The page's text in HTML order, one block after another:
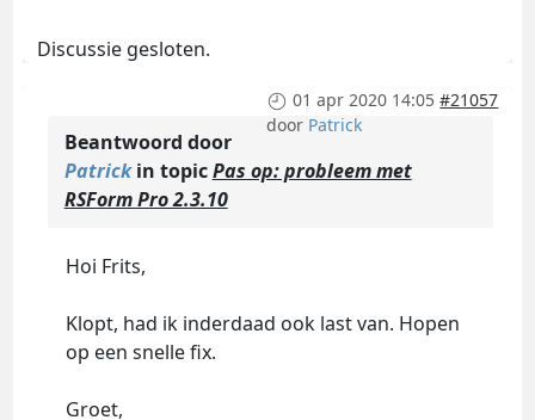
Discussie gesloten.
01 apr 2020 14:05 #21057
door Patrick
Beantwoord door
Patrickin topicPas op: probleem met
RSForm Pro 2.3.10
Hoi Frits,
Klopt, had ik inderdaad ook last van. Hopen
op een snelle fix.
Groet,